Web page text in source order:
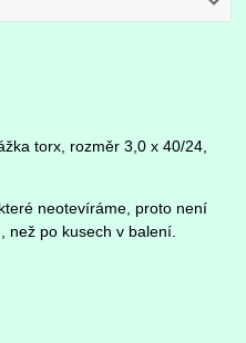
torx, rozměr 3,0 x 40/24,
neotevíráme, proto není
než po kusech v balení.